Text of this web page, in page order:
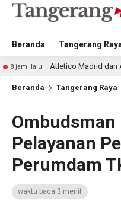
Beranda Tangerang
Madrid dan Arsenal Saingi
Beranda Tangerang Raya
Pelayanan
Perumdam
waktu baca 3 menit